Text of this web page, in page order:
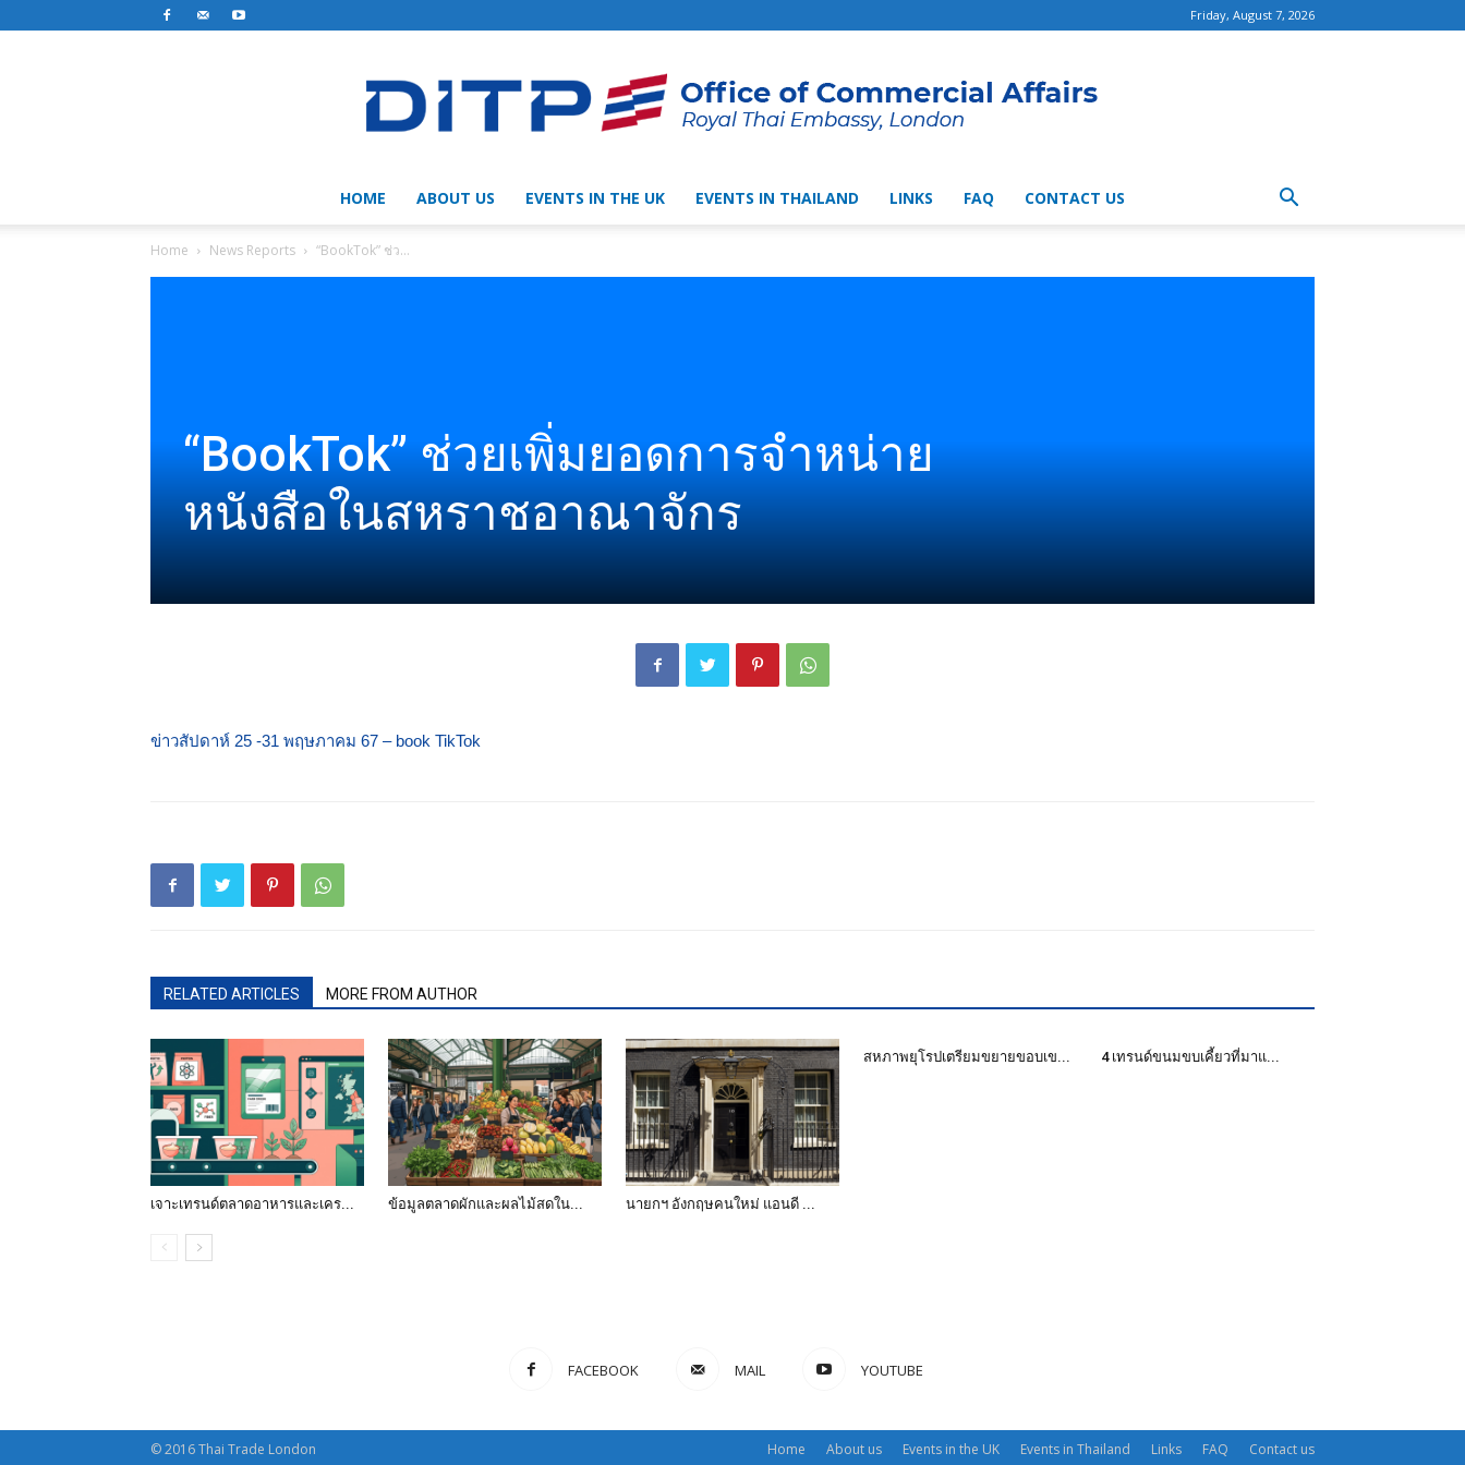
Friday, August 7, 2026
HOME ABOUT US EVENTS IN THE UK EVENTS IN THAILAND LINKS FAQ CONTACT US
Home News Reports “BookTok” ช่ว...
“BookTok” ช่วยเพิ่มยอดการจำหน่าย
หนังสือในสหราชอาณาจักร
ข่าวสัปดาห์ 25 -31 พฤษภาคม 67 – book TikTok
RELATED ARTICLES MORE FROM AUTHOR
เจาะเทรนด์ตลาดอาหารและเคร... ข้อมูลตลาดผักและผลไม้สดใน... นายกฯ อังกฤษคนใหม่ แอนดี ...
สหภาพยุโรปเตรียมขยายขอบเข... 4 เทรนด์ขนมขบเคี้ยวที่มาแ...
FACEBOOK MAIL YOUTUBE
Home About us Events in the UK Events in Thailand Links FAQ Contact us
© 2016 Thai Trade London